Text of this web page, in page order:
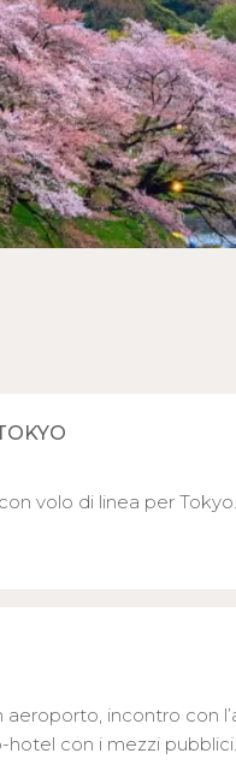
volo di linea per
aeroporto, incontro con
hotel con i mezzi